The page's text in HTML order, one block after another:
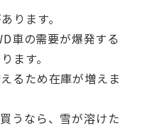
ります。
車の需要が爆発する
ます。
るため在庫が増えま
うなら、雪が溶けた